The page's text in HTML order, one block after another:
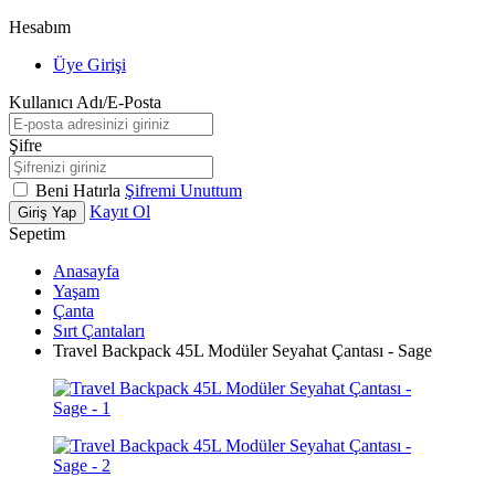
Hesabım
Üye Girişi
Kullanıcı Adı/E-Posta
Şifre
Beni Hatırla Şifremi Unuttum
Giriş Yap
Kayıt Ol
Sepetim
Anasayfa
Yaşam
Çanta
Sırt Çantaları
Travel Backpack 45L Modüler Seyahat Çantası - Sage